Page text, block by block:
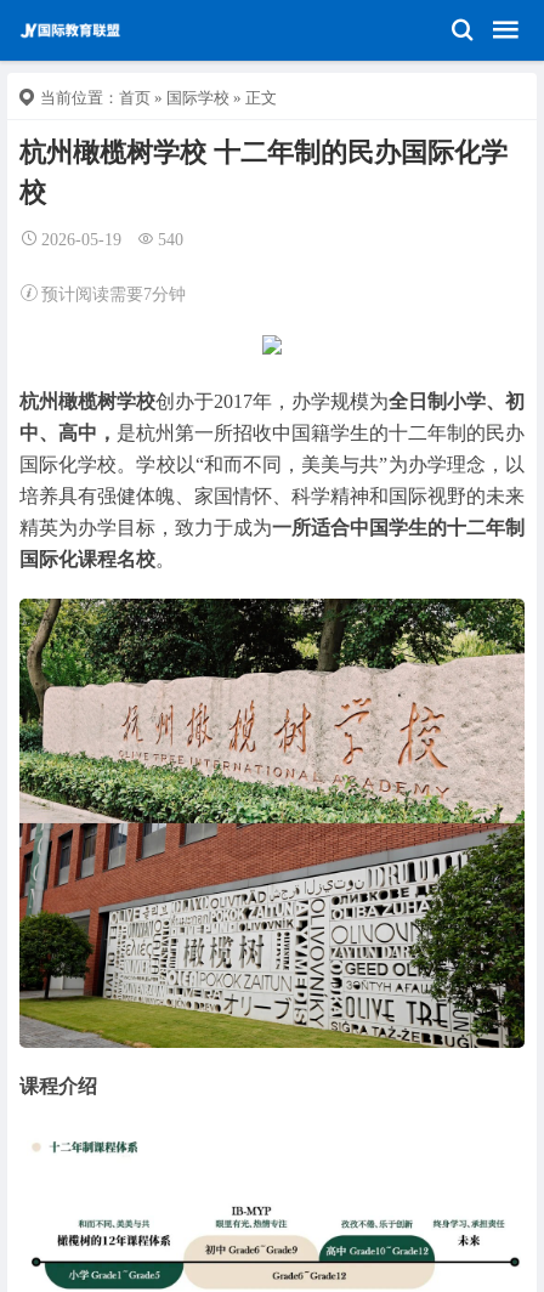
当前位置： 首页 » 国际学校 » 正文
杭州橄榄树学校 十二年制的民办国际化学
校
2026-05-19 540
预计阅读需要7分钟
杭州橄榄树学校创办于2017年，办学规模为全日制小学、初
中、高中， 是杭州第一所招收中国籍学生的十二年制的民办
国际化学校。学校以“和而不同，美美与共”为办学理念，以
培养具有强健体魄、家国情怀、科学精神和国际视野的未来
精英为办学目标，致力于成为一所适合中国学生的十二年制
国际化课程名校。
课程介绍